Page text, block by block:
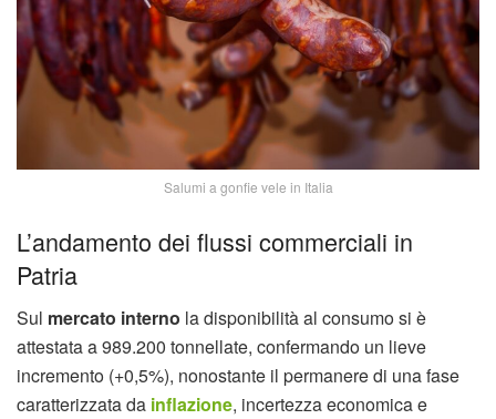
Salumi a gonfie vele in Italia
L’andamento dei flussi commerciali in
Patria
Sul mercato interno la disponibilità al consumo si è
attestata a 989.200 tonnellate, confermando un lieve
incremento (+0,5%), nonostante il permanere di una fase
caratterizzata da inflazione, incertezza economica e